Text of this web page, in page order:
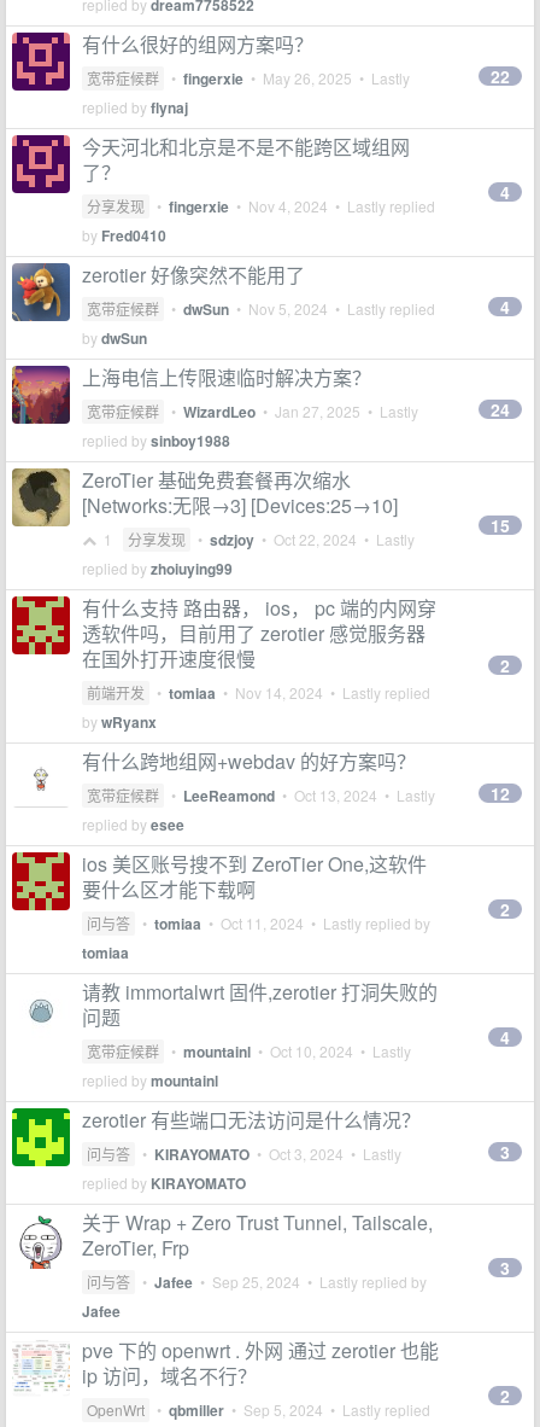
replied bydream7758522
有什么很好的组网方案吗？
宽带症候群 • fingerxie • May 26, 2025 • Lastly
replied byflynaj
22
今天河北和北京是不是不能跨区域组网
了？
分享发现 • fingerxie • Nov 4, 2024 • Lastly replied
by Fred0410
4
zerotier 好像突然不能用了
宽带症候群 • dwSun • Nov 5, 2024 • Lastly replied
bydwSun
4
上海电信上传限速临时解决方案？
宽带症候群 • WizardLeo • Jan 27, 2025 • Lastly
replied bysinboy1988
24
ZeroTier 基础免费套餐再次缩水
[Networks:无限→3] [Devices:25→10]
1 分享发现 • sdzjoy • Oct 22, 2024 • Lastly
replied byzhoiuying99
15
有什么支持 路由器， ios， pc 端的内网穿
透软件吗，目前用了 zerotier 感觉服务器
在国外打开速度很慢
前端开发 • tomiaa • Nov 14, 2024 • Lastly replied
bywRyanx
2
有什么跨地组网+webdav 的好方案吗？
宽带症候群 • LeeReamond • Oct 13, 2024 • Lastly
replied byesee
12
ios 美区账号搜不到 ZeroTier One,这软件
要什么区才能下载啊
问与答 • tomiaa • Oct 11, 2024 • Lastly replied by
tomiaa
2
请教 immortalwrt 固件,zerotier 打洞失败的
问题
宽带症候群 • mountainl • Oct 10, 2024 • Lastly
replied bymountainl
4
zerotier 有些端口无法访问是什么情况？
问与答 • KIRAYOMATO • Oct 3, 2024 • Lastly
replied by KIRAYOMATO
3
关于 Wrap + Zero Trust Tunnel, Tailscale,
ZeroTier, Frp
问与答 • Jafee • Sep 25, 2024 • Lastly replied by
Jafee
3
pve 下的 openwrt . 外网 通过 zerotier 也能
ip 访问，域名不行？
OpenWrt • qbmiller • Sep 5, 2024 • Lastly replied
2